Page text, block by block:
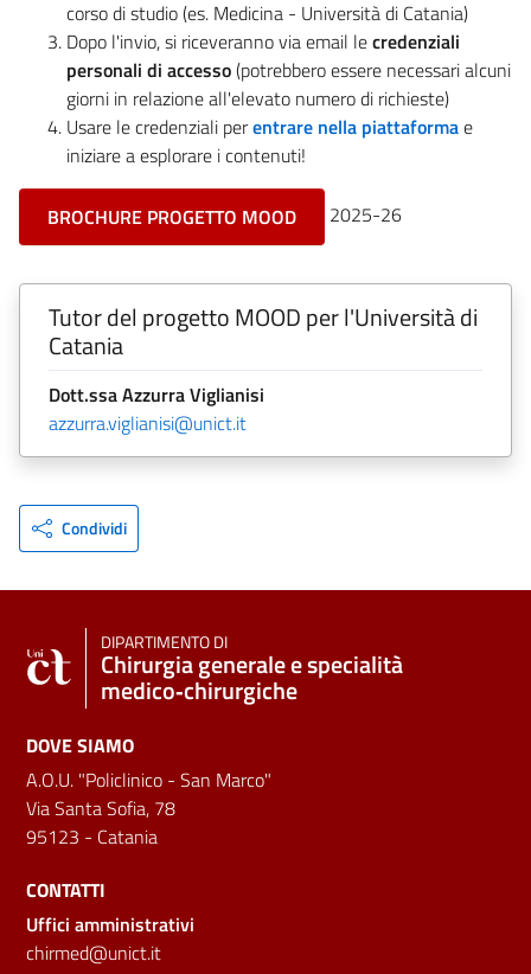
corso di studio (es. Medicina - Università di Catania)
Dopo l'invio, si riceveranno via email lecredenziali
personali di accesso(potrebbero essere necessari alcuni
giorni in relazione all'elevato numero di richieste)
Usare le credenziali perentrare nella piattaformae
iniziare a esplorare i contenuti!
BROCHURE PROGETTO MOOD 2025-26
Tutor del progetto MOOD per l'Università di
Catania
Dott.ssa Azzurra Viglianisi
azzurra.viglianisi@unict.it
Condividi
DIPARTIMENTO DI
Chirurgia generale e specialità
medico‑chirurgiche
DOVE SIAMO
A.O.U. "Policlinico - San Marco"
Via Santa Sofia, 78
95123 - Catania
CONTATTI
Uffici amministrativi
chirmed@unict.it